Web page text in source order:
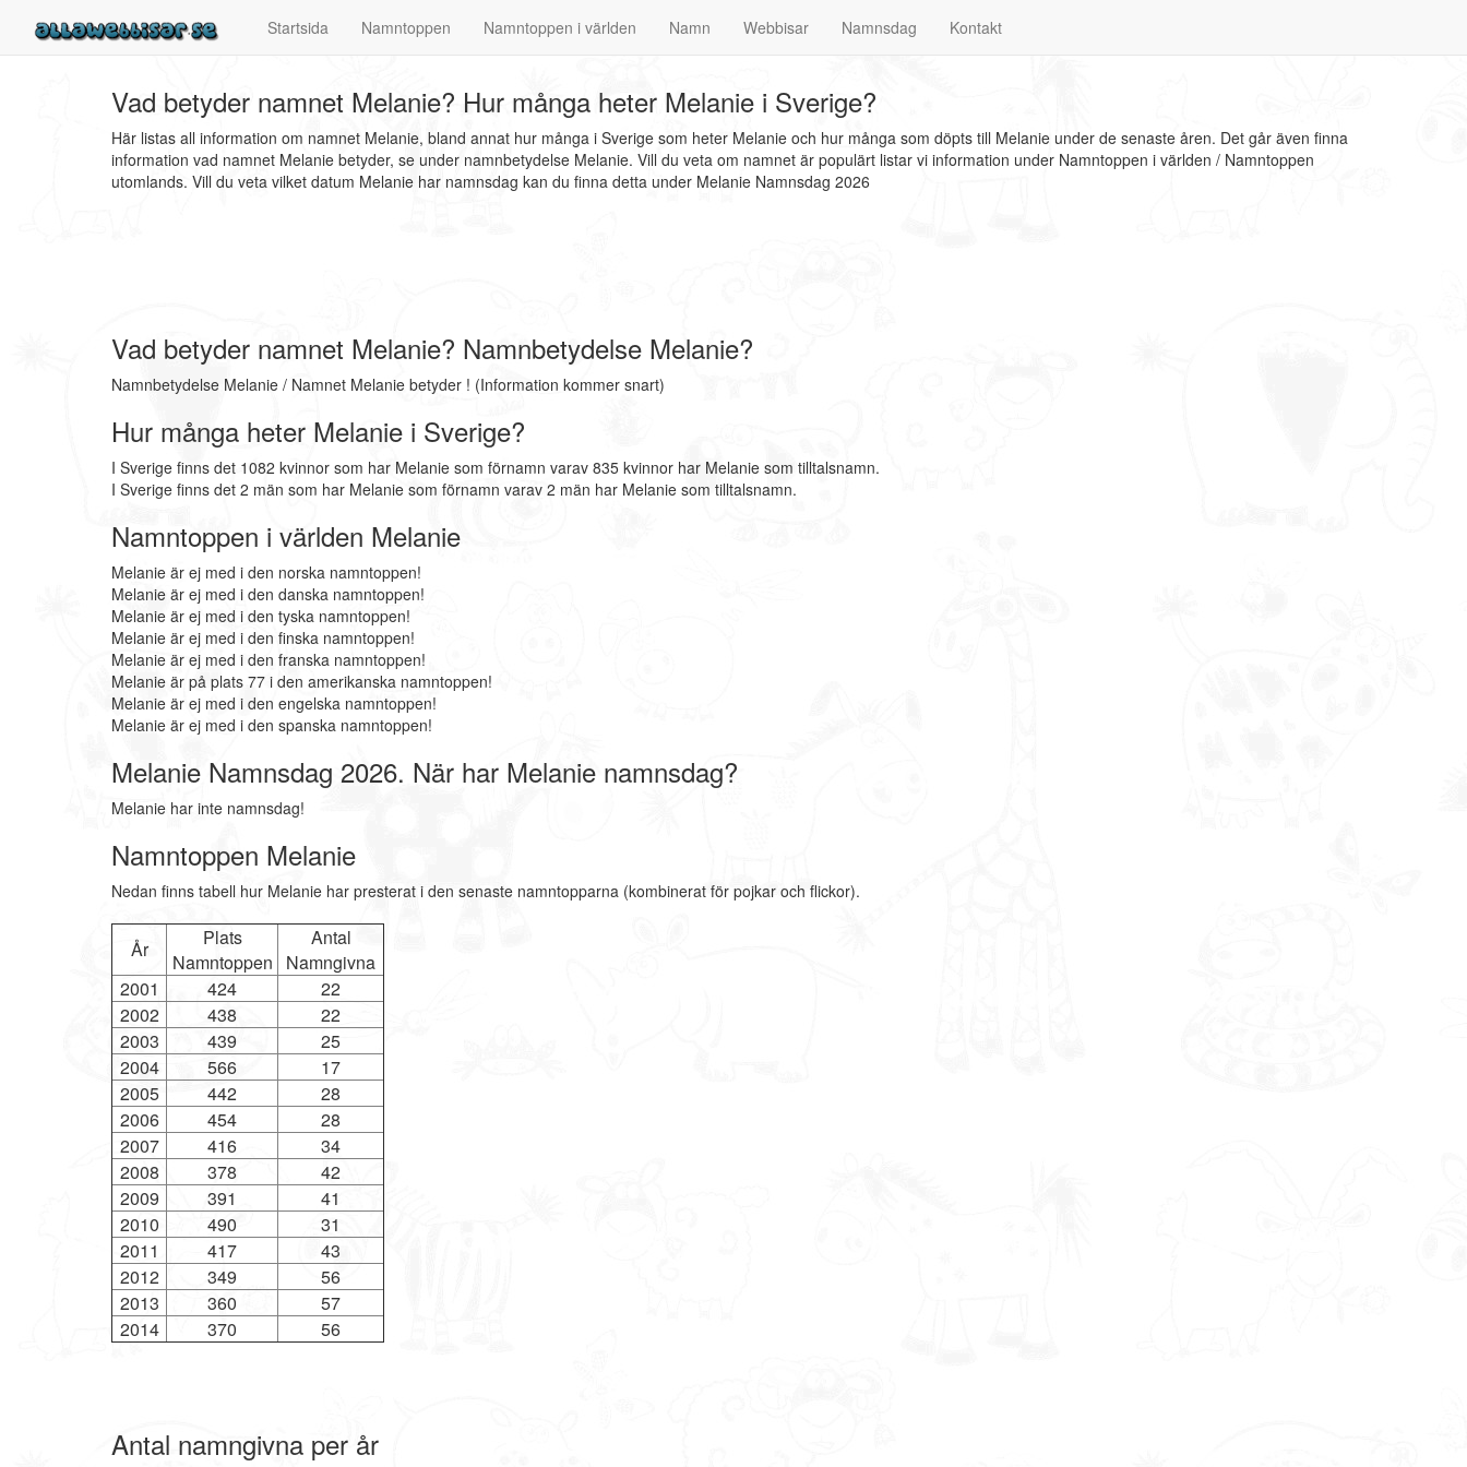
Startsida Namntoppen Namntoppen i världen Namn Webbisar Namnsdag Kontakt
Vad betyder namnet Melanie? Hur många heter Melanie i Sverige?
Här listas all information om namnet Melanie, bland annat hur många i Sverige som heter Melanie och hur många som döpts till Melanie under de senaste åren. Det går även finna
information vad namnet Melanie betyder, se under namnbetydelse Melanie. Vill du veta om namnet är populärt listar vi information under Namntoppen i världen / Namntoppen
utomlands. Vill du veta vilket datum Melanie har namnsdag kan du finna detta under Melanie Namnsdag 2026
Vad betyder namnet Melanie? Namnbetydelse Melanie?
Namnbetydelse Melanie / Namnet Melanie betyder ! (Information kommer snart)
Hur många heter Melanie i Sverige?
I Sverige finns det 1082 kvinnor som har Melanie som förnamn varav 835 kvinnor har Melanie som tilltalsnamn.
I Sverige finns det 2 män som har Melanie som förnamn varav 2 män har Melanie som tilltalsnamn.
Namntoppen i världen Melanie
Melanie är ej med i den norska namntoppen!
Melanie är ej med i den danska namntoppen!
Melanie är ej med i den tyska namntoppen!
Melanie är ej med i den finska namntoppen!
Melanie är ej med i den franska namntoppen!
Melanie är på plats 77 i den amerikanska namntoppen!
Melanie är ej med i den engelska namntoppen!
Melanie är ej med i den spanska namntoppen!
Melanie Namnsdag 2026. När har Melanie namnsdag?
Melanie har inte namnsdag!
Namntoppen Melanie
Nedan finns tabell hur Melanie har presterat i den senaste namntopparna (kombinerat för pojkar och flickor).
År
Plats
Namntoppen
Antal
Namngivna
2001
424
22
2002
438
22
2003
439
25
2004
566
17
2005
442
28
2006
454
28
2007
416
34
2008
378
42
2009
391
41
2010
490
31
2011
417
43
2012
349
56
2013
360
57
2014
370 56
Antal namngivna per år